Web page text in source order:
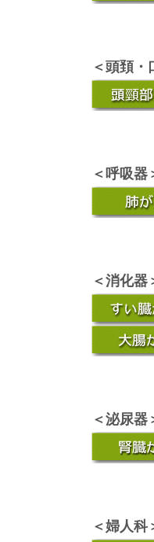
＜頭頚・
＜呼吸器
＜消化器
＜泌尿器
＜婦人科